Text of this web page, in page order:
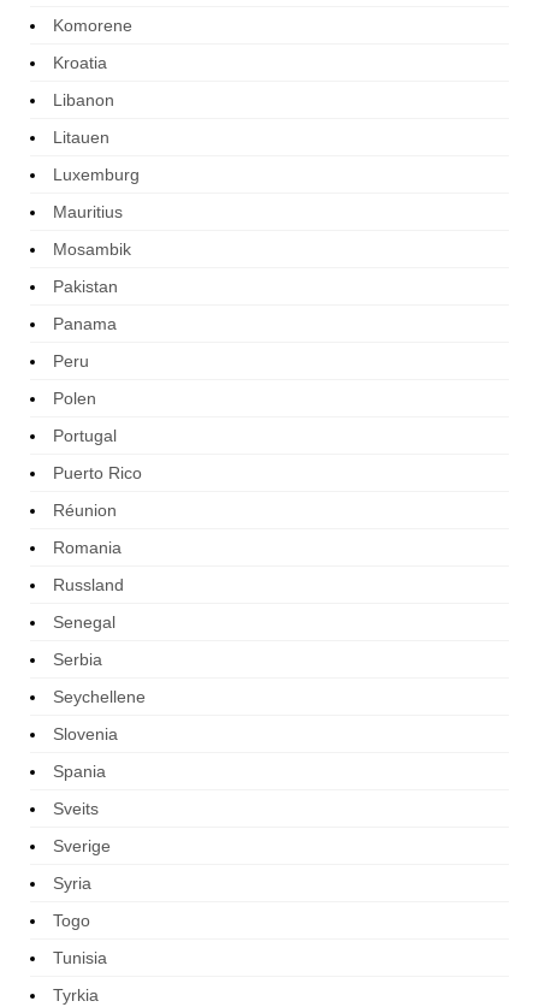
Komorene
Kroatia
Libanon
Litauen
Luxemburg
Mauritius
Mosambik
Pakistan
Panama
Peru
Polen
Portugal
Puerto Rico
Réunion
Romania
Russland
Senegal
Serbia
Seychellene
Slovenia
Spania
Sveits
Sverige
Syria
Togo
Tunisia
Tyrkia